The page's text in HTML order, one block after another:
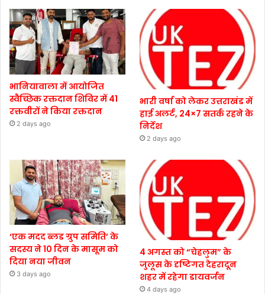
भानियावाला में आयोजित
स्वैच्छिक रक्तदान शिविर में 41
रक्तवीरों ने किया रक्तदान
2 days ago
भारी वर्षा को लेकर उत्तराखंड में
हाई अलर्ट, 24×7 सतर्क रहने के
निर्देश
2 days ago
‘एक मदद ब्लड ग्रुप समिति’ के
सदस्य ने 10 दिन के मासूम को
दिया नया जीवन
3 days ago
4 अगस्त को “चेहलुम” के
जुलूस के दृष्टिगत देहरादून
शहर में रहेगा डायवर्जन
4 days ago